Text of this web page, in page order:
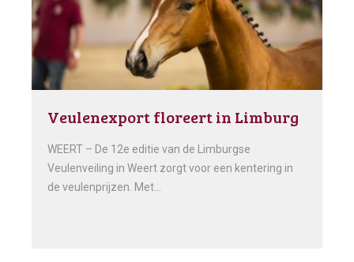
Veulenexport floreert in Limburg
WEERT – De 12e editie van de Limburgse
Veulenveiling in Weert zorgt voor een kentering in
de veulenprijzen. Met…